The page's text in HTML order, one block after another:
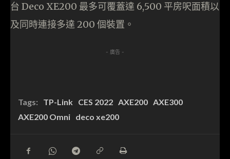
台 Deco XE200 最多可覆蓋達 6,500 平房呎面積以
及同時連接多達 200 個裝置。
- 廣告 -
Tags: TP-Link CES 2022 AXE200 AXE300
AXE200 Omni deco xe200